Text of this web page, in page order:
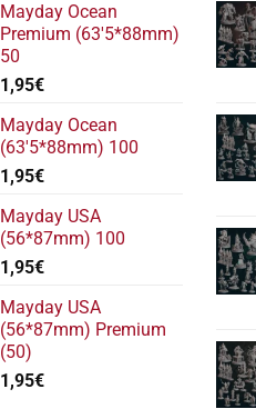
Mayday Ocean
Premium (63'5*88mm)
50
1,95€
Mayday Ocean
(63'5*88mm) 100
1,95€
Mayday USA
(56*87mm) 100
1,95€
Mayday USA
(56*87mm) Premium
(50)
1,95€